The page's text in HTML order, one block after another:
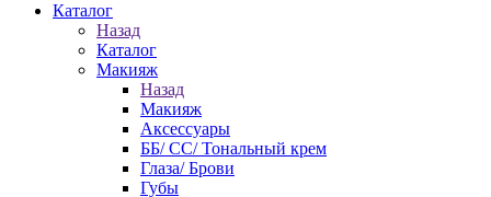
Каталог
Назад
Каталог
Макияж
Назад
Макияж
Аксессуары
ББ/ СС/ Тональный крем
Глаза/ Брови
Губы